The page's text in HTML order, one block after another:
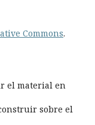
Commons.
el material en
sobre el